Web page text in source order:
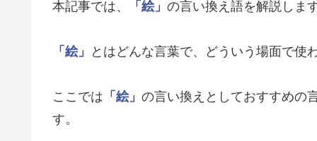
本記事では、 「絵」 の言い換え語を解説しま
「絵」 とはどんな言葉で、どういう場面で使
ここでは 「絵」 の言い換えとしておすすめの
す。